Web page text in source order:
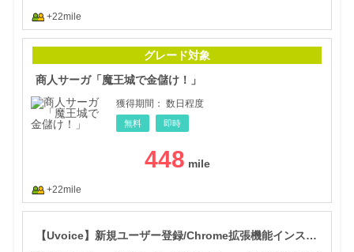
+22mile
グレード対象
商人サーガ「魔王城で金儲け！」
獲得期間： 数日程度
無料 即時
448
+22mile
【Uvoice】新規ユーザー登録/Chrome拡張機能インストール＋電話番号認証アンケート回答プログラム（PC用）